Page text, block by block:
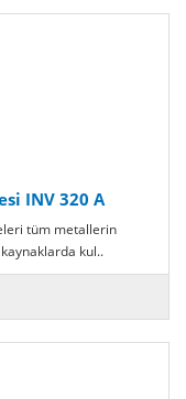
INV 320 A
tüm metallerin
kul..